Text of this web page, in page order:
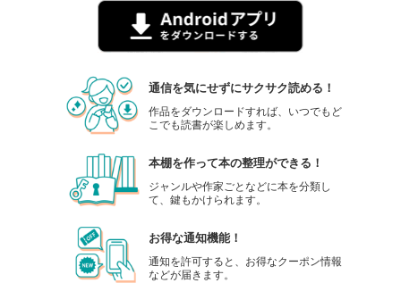
通信を気にせずにサクサク読める！
作品をダウンロードすれば、いつでもど
こでも読書が楽しめます。
本棚を作って本の整理ができる！
ジャンルや作家ごとなどに本を分類し
て、鍵もかけられます。
お得な通知機能！
通知を許可すると、お得なクーポン情報
などが届きます。